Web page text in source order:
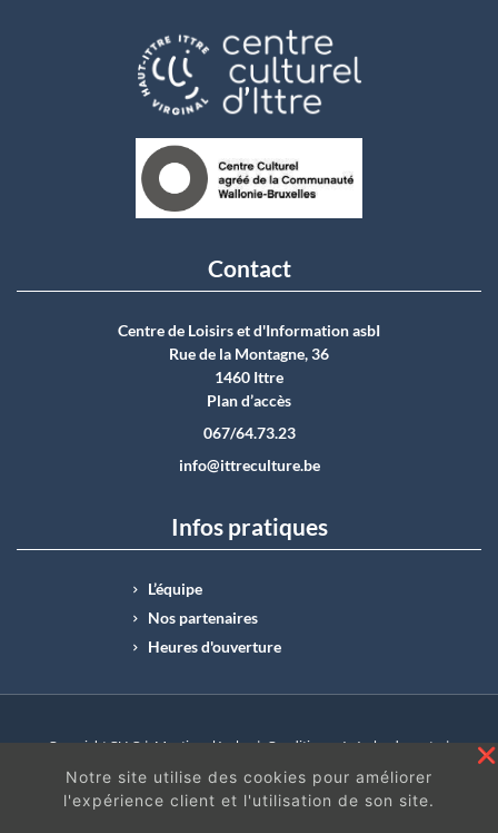
Contact
Centre de Loisirs et d'Information asbI
Rue de la Montagne, 36
1460 Ittre
Plan d’accès
067/64.73.23
info@ittreculture.be
Infos pratiques
L’équipe
Nos partenaires
Heures d'ouverture
Copyright CLI © | Mentions légales | Conditions générales de vente |
N°Entreprise : BE0414.742.009 |
BE50 0012 6285 4518
Notre site utilise des cookies pour améliorer
l'expérience client et l'utilisation de son site.